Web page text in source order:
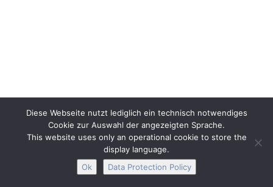
Diese Webseite nutzt lediglich ein technisch notwendiges
Cookie zur Auswahl der angezeigten Sprache.
This website uses only an operational cookie to store the
display language.
Ok
Data Protection Policy